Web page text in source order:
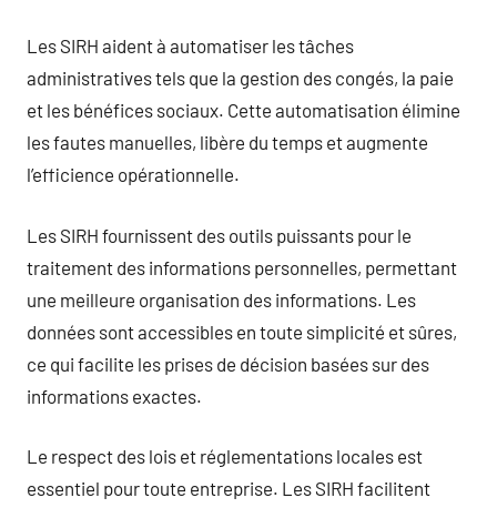
Les SIRH aident à automatiser les tâches
administratives tels que la gestion des congés, la paie
et les bénéfices sociaux. Cette automatisation élimine
les fautes manuelles, libère du temps et augmente
l’efficience opérationnelle.
Les SIRH fournissent des outils puissants pour le
traitement des informations personnelles, permettant
une meilleure organisation des informations. Les
données sont accessibles en toute simplicité et sûres,
ce qui facilite les prises de décision basées sur des
informations exactes.
Le respect des lois et réglementations locales est
essentiel pour toute entreprise. Les SIRH facilitent